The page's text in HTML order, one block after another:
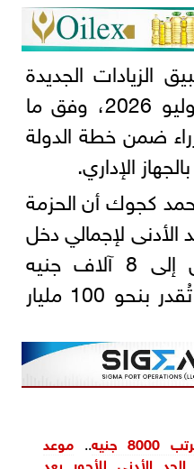
الزيادات الجديدة
اعتبارًا من الأول من يوليو 2026، وفق ما
ضمن خطة الدولة
الإداري.
كجوك أن الحزمة
الأدنى لإجمالي دخل
العاملين بالدولة ليصل إلى 8 آلاف جنيه
شهريًا، بتكلفة إجمالية تُقدر بنحو 100 مليار
جنيه .. موعد
الأدنى للأجور بعد